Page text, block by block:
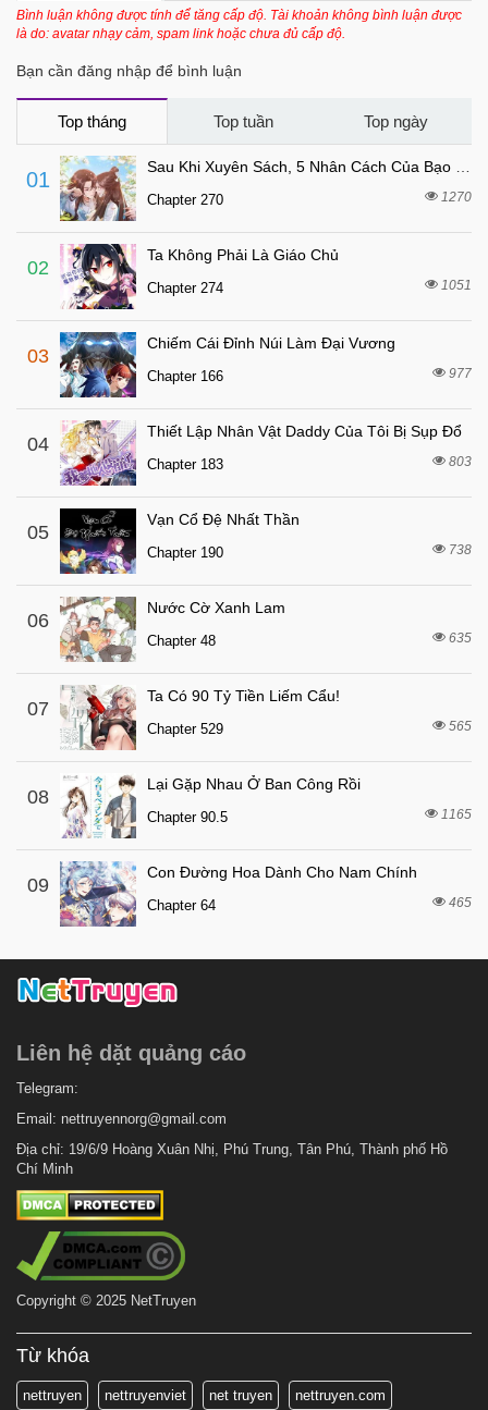
Chapter 40 7 tháng trước
7 tháng trước
Chapter 37 7 tháng trước
Chapter 36
Chapter 35
Chapter 34
Chapter 33 7 tháng trước
Chapter 32
Chapter 31
Chapter 30
Chapter 29 7 tháng trước
Chapter 28 7 tháng trước
Chapter 27
Chapter 26 7 tháng trước
Chapter 25
Chapter 24 7 tháng trước
Chapter 23
Chapter 22
Chapter 21 7 tháng trước
Chapter 20
Chapter 19 7 tháng trước
Chapter 18
Chapter 17
Chapter 16 7 tháng trước
Chapter 15
Chapter 13
Chapter 11 7 tháng trước
Chapter 10
Chapter 9
Chapter 8 7 tháng trước
Chapter 7
Chapter 6
Chapter 5
Chapter 4
7 tháng trước
Chapter 2
Bình luận không được tính để tăng cấp độ. Tài khoản không bình luận được
là do: avatar nhạy cảm, spam link hoặc chưa đủ cấp độ.
Bạn cần đăng nhập để bình luận
Top tháng Top tuần Top ngày
01
Chapter 270 1270
02
Ta Không Phải Là Giáo Chủ
Chapter 274 1051
03
Chiếm Cái Đỉnh Núi Làm Đại Vương
Chapter 166 977
04
Thiết Lập Nhân Vật Daddy Của Tôi Bị Sụp Đổ
Chapter 183 803
05
Vạn Cổ Đệ Nhất Thần
Chapter 190 738
06
Nước Cờ Xanh Lam
Chapter 48 635
07
Ta Có 90 Tỷ Tiền Liếm Cẩu!
Chapter 529 565
08
Lại Gặp Nhau Ở Ban Công Rồi
Chapter 90.5 1165
09
Con Đường Hoa Dành Cho Nam Chính
Chapter 64 465
Liên hệ dặt quảng cáo
Telegram:
Email: nettruyennorg@gmail.com
Địa chỉ: 19/6/9 Hoàng Xuân Nhị, Phú Trung, Tân Phú, Thành phố Hồ
Chí Minh
Copyright © 2025 NetTruyen
Từ khóa
nettruyen nettruyenviet net truyen nettruyen.com